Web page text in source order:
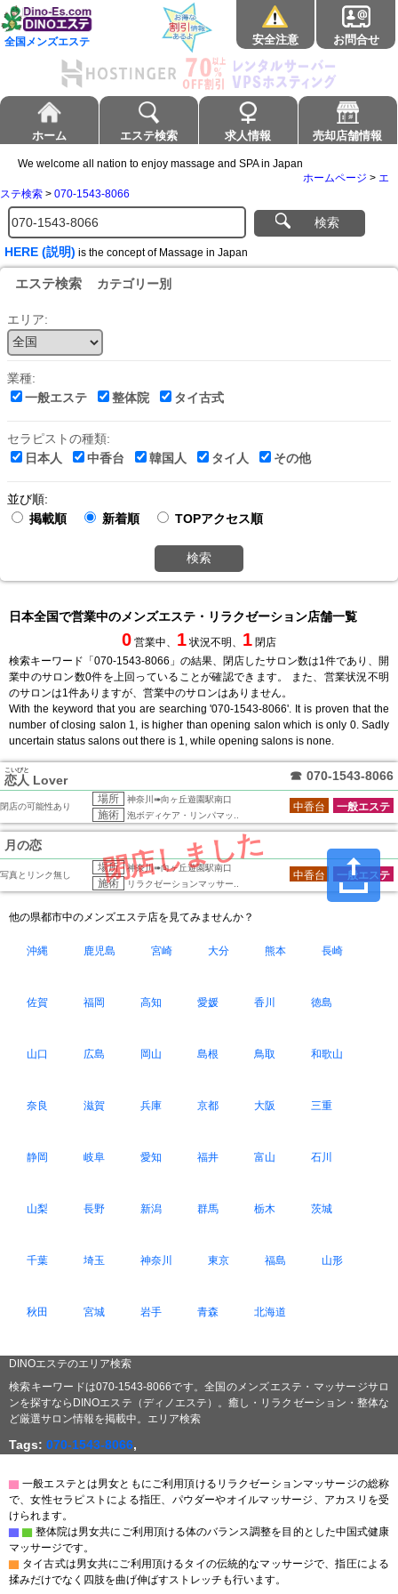
全国メンズエステ 安全注意 お問合せ
ホーム エステ検索 求人情報 売却店舗情報
We welcome all nation to enjoy massage and SPA in Japan
ホームページ > エ
ステ検索 > 070-1543-8066
検索
HERE (説明) is the concept of Massage in Japan
エステ検索 カテゴリー別
エリア:
業種:
一般エステ
整体院 タイ古式
セラピストの種類:
日本人
中香台 韓国人 タイ人 その他
並び順:
掲載順
新着順 TOPアクセス順
検索
日本全国で営業中のメンズエステ・リラクゼーション店舗一覧
0 営業中、 1 状況不明、 1 閉店
検索キーワード「070-1543-8066」の結果、閉店したサロン数は1件であり、開
業中のサロン数0件を上回っていることが確認できます。 また、営業状況不明
のサロンは1件ありますが、営業中のサロンはありません。
With the keyword that you are searching '070-1543-8066'. It is proven that the
number of closing salon 1, is higher than opening salon which is only 0. Sadly
uncertain status salons out there is 1, while opening salons is none.
恋人
こいびと
Lover ☎ 070-1543-8066
閉店の可能性あり
場所 神奈川➠向ヶ丘遊園駅南口
施術 泡ボディケア・リンパマッ..
一般エステ
中香台
閉店しました
月の恋
写真とリンク無し
場所 神奈川➠向ヶ丘遊園駅南口
施術 リラクゼーションマッサー..
一般エステ
中香台
他の県都市中のメンズエステ店を見てみませんか？
沖縄 鹿児島 宮崎 大分 熊本 長崎
佐賀 福岡 高知 愛媛 香川 徳島
山口 広島 岡山 島根 鳥取 和歌山
奈良 滋賀 兵庫 京都 大阪 三重
静岡 岐阜 愛知 福井 富山 石川
山梨 長野 新潟 群馬 栃木 茨城
千葉 埼玉 神奈川 東京 福島 山形
秋田 宮城 岩手 青森 北海道
DINOエステのエリア検索
検索キーワードは070-1543-8066です。全国のメンズエステ・マッサージサロ
ンを探すならDINOエステ（ディノエステ）。癒し・リラクゼーション・整体な
ど厳選サロン情報を掲載中。エリア検索
Tags: 070-1543-8066,
▇ 一般エステとは男女ともにご利用頂けるリラクゼーションマッサージの総称
で、女性セラピストによる指圧、パウダーやオイルマッサージ、アカスリを受
けられます。
▇ ▇ 整体院は男女共にご利用頂ける体のバランス調整を目的とした中国式健康
マッサージです。
▇ タイ古式は男女共にご利用頂けるタイの伝統的なマッサージで、指圧による
揉みだけでなく四肢を曲げ伸ばすストレッチも行います。